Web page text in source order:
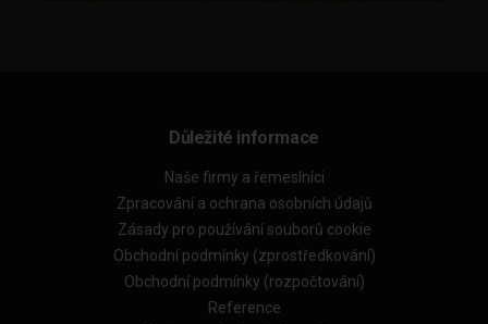
Důležité informace
Naše firmy a řemeslníci
Zpracování a ochrana osobních údajů
Zásady pro používání souborů cookie
Obchodní podmínky (zprostředkování)
Obchodní podmínky (rozpočtování)
Reference